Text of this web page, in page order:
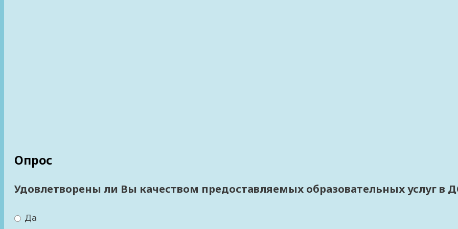
Опрос
Удовлетворены ли Вы качеством предоставляемых образовательных услуг в
Да